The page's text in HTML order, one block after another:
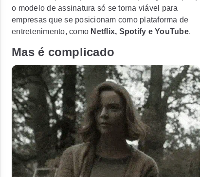
o modelo de assinatura só se torna viável para
empresas que se posicionam como plataforma de
entretenimento, como Netflix, Spotify e YouTube.
Mas é complicado